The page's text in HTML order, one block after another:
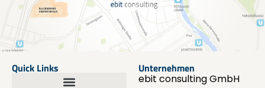
Quick Links Unternehmen
ebit consulting GmbH